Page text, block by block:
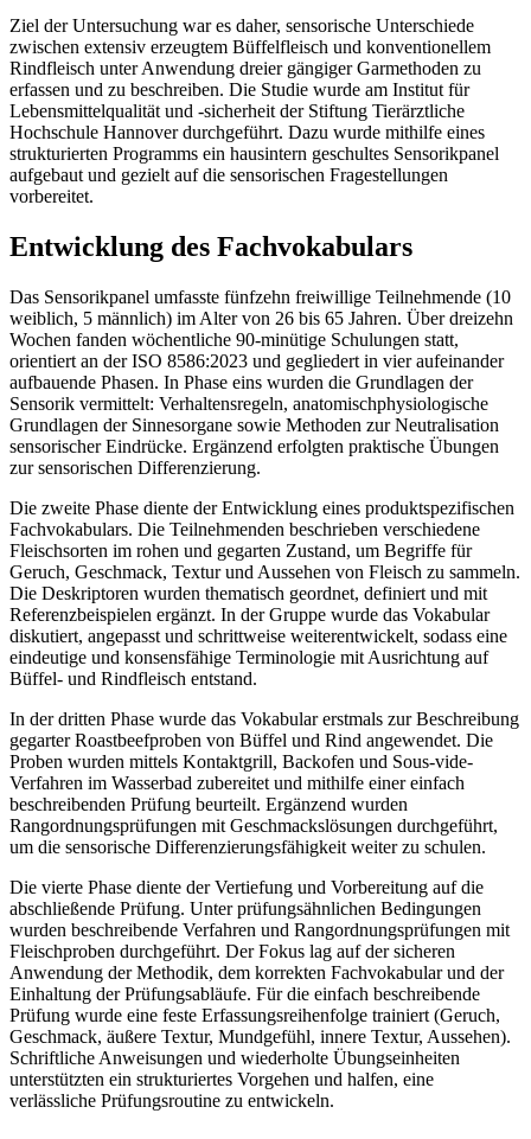
Ziel der Untersuchung war es daher, sensorische Unterschiede
zwischen extensiv erzeugtem Büffelfleisch und konventionellem
Rindfleisch unter Anwendung dreier gängiger Garmethoden zu
erfassen und zu beschreiben. Die Studie wurde am Institut für
Lebensmittelqualität und -sicherheit der Stiftung Tierärztliche
Hochschule Hannover durchgeführt. Dazu wurde mithilfe eines
strukturierten Programms ein hausintern geschultes Sensorikpanel
aufgebaut und gezielt auf die sensorischen Fragestellungen
vorbereitet.
Entwicklung des Fachvokabulars
Das Sensorikpanel umfasste fünfzehn freiwillige Teilnehmende (10
weiblich, 5 männlich) im Alter von 26 bis 65 Jahren. Über dreizehn
Wochen fanden wöchentliche 90-minütige Schulungen statt,
orientiert an der ISO 8586:2023 und gegliedert in vier aufeinander
aufbauende Phasen. In Phase eins wurden die Grundlagen der
Sensorik vermittelt: Verhaltensregeln, anatomischphysiologische
Grundlagen der Sinnesorgane sowie Methoden zur Neutralisation
sensorischer Eindrücke. Ergänzend erfolgten praktische Übungen
zur sensorischen Differenzierung.
Die zweite Phase diente der Entwicklung eines produktspezifischen
Fachvokabulars. Die Teilnehmenden beschrieben verschiedene
Fleischsorten im rohen und gegarten Zustand, um Begriffe für
Geruch, Geschmack, Textur und Aussehen von Fleisch zu sammeln.
Die Deskriptoren wurden thematisch geordnet, definiert und mit
Referenzbeispielen ergänzt. In der Gruppe wurde das Vokabular
diskutiert, angepasst und schrittweise weiterentwickelt, sodass eine
eindeutige und konsensfähige Terminologie mit Ausrichtung auf
Büffel- und Rindfleisch entstand.
In der dritten Phase wurde das Vokabular erstmals zur Beschreibung
gegarter Roastbeefproben von Büffel und Rind angewendet. Die
Proben wurden mittels Kontaktgrill, Backofen und Sous-vide-
Verfahren im Wasserbad zubereitet und mithilfe einer einfach
beschreibenden Prüfung beurteilt. Ergänzend wurden
Rangordnungsprüfungen mit Geschmackslösungen durchgeführt,
um die sensorische Differenzierungsfähigkeit weiter zu schulen.
Die vierte Phase diente der Vertiefung und Vorbereitung auf die
abschließende Prüfung. Unter prüfungsähnlichen Bedingungen
wurden beschreibende Verfahren und Rangordnungsprüfungen mit
Fleischproben durchgeführt. Der Fokus lag auf der sicheren
Anwendung der Methodik, dem korrekten Fachvokabular und der
Einhaltung der Prüfungsabläufe. Für die einfach beschreibende
Prüfung wurde eine feste Erfassungsreihenfolge trainiert (Geruch,
Geschmack, äußere Textur, Mundgefühl, innere Textur, Aussehen).
Schriftliche Anweisungen und wiederholte Übungseinheiten
unterstützten ein strukturiertes Vorgehen und halfen, eine
verlässliche Prüfungsroutine zu entwickeln.